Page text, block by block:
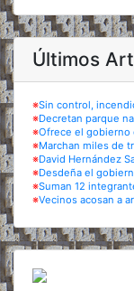
Últimos
※Sin control,
※Decretan parque
※Ofrece el gobierno
※Marchan miles de
※David Hernández
※Desdeña el
※Suman 12
※Vecinos acosan a